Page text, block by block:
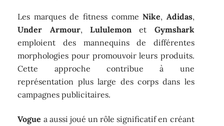
Les marques de fitness commeNike, Adidas,
Under Armour,Lululemon et Gymshark
emploient des mannequins de différentes
morphologies pour promouvoir leurs produits.
Cette approche contribue à une
représentation plus large des corps dans les
campagnes publicitaires.
Vogue a aussi joué un rôle significatif en créant